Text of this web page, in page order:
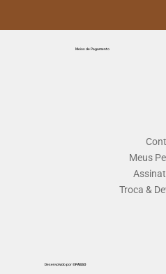
Meios de Pagamento
Desenvolvido por©PASSO
Meus
Troca &